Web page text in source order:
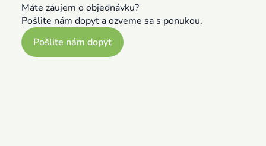
Máte záujem o objednávku?
Pošlite nám dopyt a ozveme sa s ponukou.
Pošlite nám dopyt